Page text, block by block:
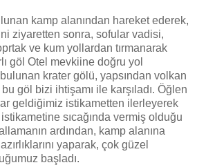
kamp alanından hareket ederek,
ziyaretten sonra, sofular vadisi,
ve kum yollardan tırmanarak
göl Otel mevkiine doğru yol
krater gölü, yapsından volkan
göl bizi ihtişamı ile karşıladı. Öğlen
geldiğimiz istikametten ilerleyerek
sıcağında vermiş olduğu
ardından, kamp alanına
yaparak, çok güzel
başladı.